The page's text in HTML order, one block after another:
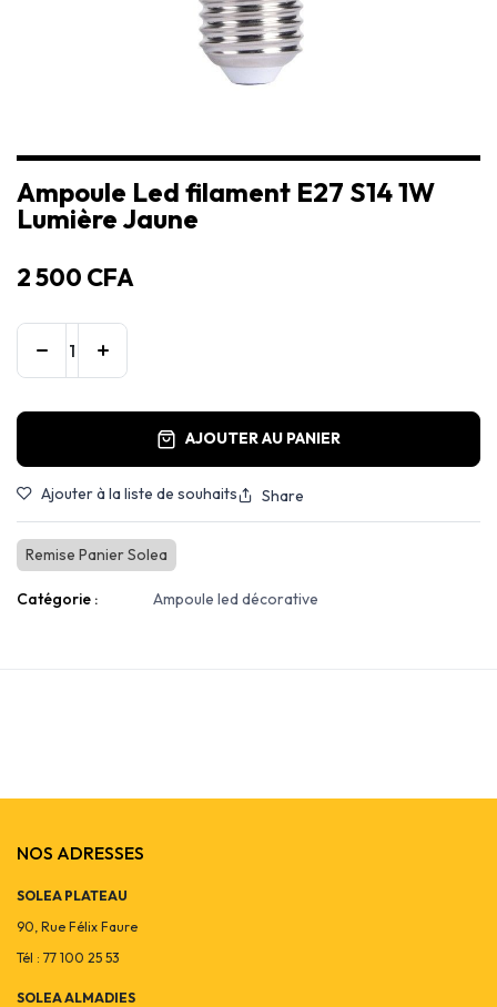
Ampoule Led filament E27 S14 1W
Lumière Jaune
2 500 CFA
AJOUTER AU PANIER
Ajouter à la liste de souhaits Share
Remise Panier Solea
Catégorie : Ampoule led décorative
NOS ADRESSES
SOLEA PLATEAU
90, Rue Félix Faure
Tél : 77 100 25 53
SOLEA ALMADIES